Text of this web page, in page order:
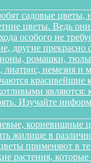
садовые цветы,
цветы. Ведь
особого не
другие прекрасно
ромашки,
лиатрис, немезия
красивейшие
являются:
Изучайте
корневищные
жилище в
применяют в
растения,